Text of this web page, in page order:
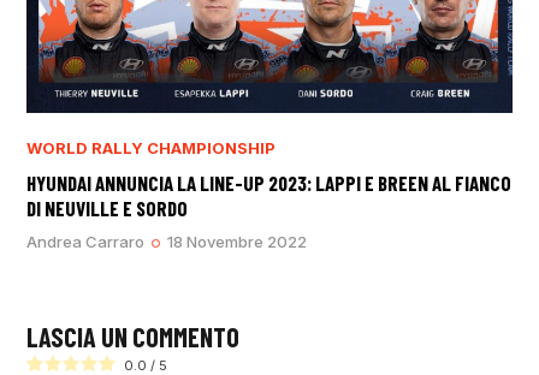
WORLD RALLY CHAMPIONSHIP
HYUNDAI ANNUNCIA LA LINE-UP 2023: LAPPI E BREEN AL FIANCO
DI NEUVILLE E SORDO
Andrea Carraro 18 Novembre 2022
LASCIA UN COMMENTO
0.0 / 5